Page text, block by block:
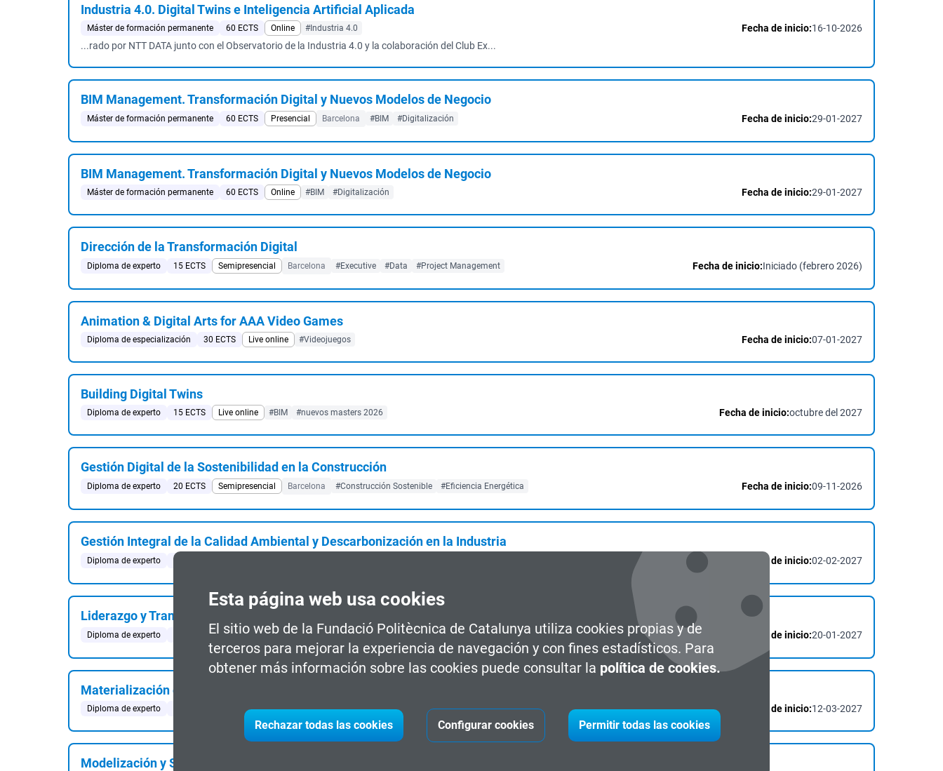
Esta página web usa cookies
El sitio web de la Fundació Politècnica de Catalunya utiliza cookies propias y de
terceros para mejorar la experiencia de navegación y con fines estadísticos. Para
obtener más información sobre las cookies puede consultar la política de cookies.
Rechazar todas las cookies Configurar cookies Permitir todas las cookies
Industria 4.0. Digital Twins e Inteligencia Artificial Aplicada
Máster de formación permanente 60 ECTS Online #Industria 4.0 Fecha de inicio:16-10-2026
...rado por NTT DATA junto con el Observatorio de la Industria 4.0 y la colaboración del Club Ex...
BIM Management. Transformación Digital y Nuevos Modelos de Negocio
Máster de formación permanente 60 ECTS Presencial Barcelona #BIM #Digitalización Fecha de inicio:29-01-2027
BIM Management. Transformación Digital y Nuevos Modelos de Negocio
Máster de formación permanente 60 ECTS Online #BIM #Digitalización Fecha de inicio:29-01-2027
Dirección de la Transformación Digital
Diploma de experto 15 ECTS Semipresencial Barcelona #Executive #Data #Project Management Fecha de inicio:Iniciado (febrero 2026)
Animation & Digital Arts for AAA Video Games
Diploma de especialización 30 ECTS Live online #Videojuegos Fecha de inicio:07-01-2027
Building Digital Twins
Diploma de experto 15 ECTS Live online #BIM #nuevos masters 2026 Fecha de inicio:octubre del 2027
Gestión Digital de la Sostenibilidad en la Construcción
Diploma de experto 20 ECTS Semipresencial Barcelona #Construcción Sostenible #Eficiencia Energética Fecha de inicio:09-11-2026
Gestión Integral de la Calidad Ambiental y Descarbonización en la Industria
Diploma de experto 18 ECTS Fecha de inicio:02-02-2027
Liderazgo y Transformación Universitaria
Diploma de experto Semipresencial Barcelona #Business Management Fecha de inicio:20-01-2027
Materialización de Modelos y Tecnologías de la Industria 4.0
Diploma de experto #Industria 4.0 Fecha de inicio:12-03-2027
Modelización y Simulación en la Industria 4.0